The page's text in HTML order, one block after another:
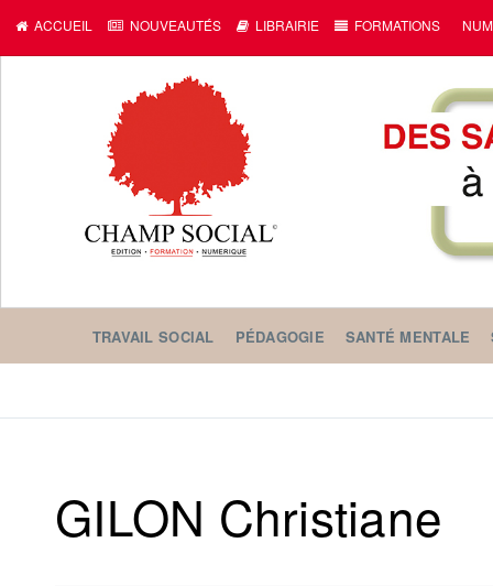
ACCUEIL NOUVEAUTÉS LIBRAIRIE FORMATIONS
TRAVAIL SOCIAL PÉDAGOGIE SANTÉ MENTALE
GILON Christiane